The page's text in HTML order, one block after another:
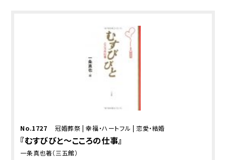
No.1727 冠婚葬祭 |幸福・ハートフル |恋愛・結婚
『むすびびと～こころの仕事』
一条真也著（三五館）